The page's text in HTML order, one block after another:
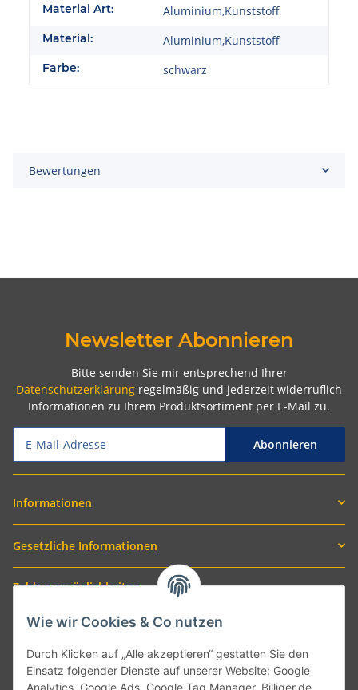
Material Art: Aluminium,Kunststoff
Material: Aluminium,Kunststoff
Farbe: schwarz
Bewertungen
Newsletter Abonnieren
Bitte senden Sie mir entsprechend Ihrer
Datenschutzerklärung regelmäßig und jederzeit widerruflich
Informationen zu Ihrem Produktsortiment per E-Mail zu.
Abonnieren
Informationen
Gesetzliche Informationen
Zahlungsmöglichkeiten
Wie wir Cookies & Co nutzen
Durch Klicken auf „Alle akzeptieren“ gestatten Sie den
Einsatz folgender Dienste auf unserer Website: Google